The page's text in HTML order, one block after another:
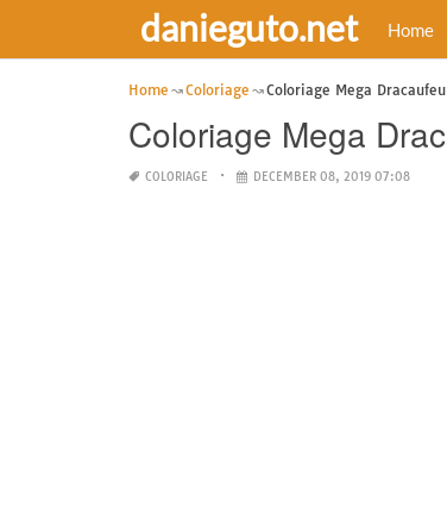
danieguto.net Home
Home Coloriage Coloriage Mega Dracaufeu
Coloriage Mega
COLORIAGE DECEMBER 08, 2019 07:08